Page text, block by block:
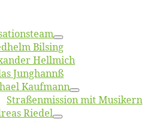
Bilsing
Hellmich
Junghannß
Kaufmann
Straßenmis­sion mit Musikern
Riedel